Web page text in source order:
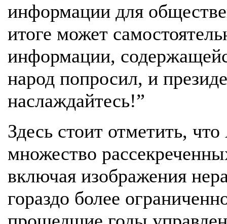
информации для
итоге может
информации,
народ попросил, и
наслаждайтесь!”
Здесь стоит отметить,
множество
включая изображения
гораздо более